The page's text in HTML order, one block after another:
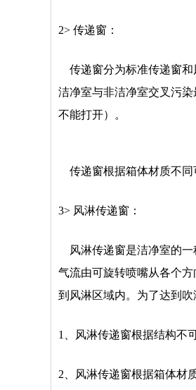
2> 传递窗：
传递窗分为标准传递窗和
洁净室与非洁净室交叉污
不能打开）。
传递窗根据箱体材质不同
3> 风淋传递窗：
风淋传递窗是洁净室的一
气流由可旋转喷嘴从各个
到风淋区域内。为了达到
1、风淋传递窗根据结构不
2、风淋传递窗根据箱体材